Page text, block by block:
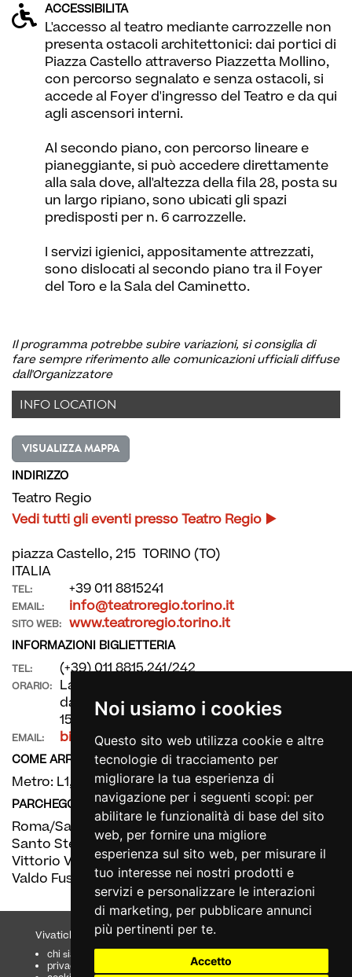
Noi usiamo i cookies
Questo sito web utilizza cookie e altre
tecnologie di tracciamento per
migliorare la tua esperienza di
navigazione per i seguenti scopi: per
abilitare le funzionalità di base del sito
web, per fornire una migliore
esperienza sul sito web, per misurare il
tuo interesse nei nostri prodotti e
servizi e personalizzare le interazioni
di marketing, per pubblicare annunci
più pertinenti per te.
Accetto
ACCESSIBILITÀ
L'accesso al teatro mediante carrozzelle non
presenta ostacoli architettonici: dai portici di
Piazza Castello attraverso Piazzetta Mollino,
con percorso segnalato e senza ostacoli, si
accede al Foyer d'ingresso del Teatro e da qui
agli ascensori interni.
Al secondo piano, con percorso lineare e
pianeggiante, si può accedere direttamente
alla sala dove, all'altezza della fila 28, posta su
un largo ripiano, sono ubicati gli spazi
predisposti per n. 6 carrozzelle.
I servizi igienici, appositamente attrezzati,
sono dislocati al secondo piano tra il Foyer
del Toro e la Sala del Caminetto.
Il programma potrebbe subire variazioni, si consiglia di
fare sempre riferimento alle comunicazioni ufficiali diffuse
dall'Organizzatore
INFO LOCATION
VISUALIZZA MAPPA
INDIRIZZO
Teatro Regio
Vedi tutti gli eventi presso Teatro Regio
piazza Castello, 215 TORINO (TO)
ITALIA
TEL: +39 011 8815241
EMAIL: info@teatroregio.torino.it
SITO WEB: www.teatroregio.torino.it
INFORMAZIONI BIGLIETTERIA
TEL: (+39) 011 8815.241/242
ORARIO:
La biglietteria è aperta dal lunedì al sabato
dalle 11 alle 19 e la domenica dalle 10,30 alle
15.30. Un'ora prima degli spettacoli.
EMAIL: biglietteria@teatroregio.torino.it
COME ARRIVARE
Metro: L1, fermate XVIII Dicembre e Porta Nuova
PARCHEGGIO
Roma/San Carlo/Castello
Santo Stefano
Vittorio Veneto
Valdo Fusi
Vivaticket
chi siamo
privacy
Aiuto e Assistenza
guida al servizio
domande frequenti